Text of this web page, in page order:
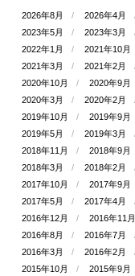
2026年8月 2026年4月
2023年5月
2023年3月
2022年1月
2021年10月
2021年3月
2021年2月
2020年10月
2020年9月
2020年3月
2020年2月
2019年10月
2019年9月
2019年5月
2019年3月
2018年11月
2018年9月
2018年3月
2018年2月
2017年10月
2017年9月
2017年5月
2017年4月
2016年12月
2016年11月
2016年8月
2016年7月
2016年3月
2016年2月
2015年10月
2015年9月